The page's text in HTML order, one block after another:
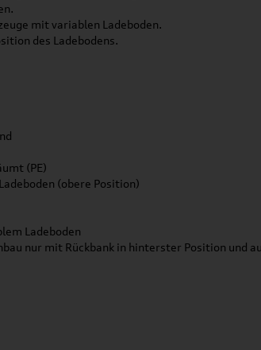
mit variablen Ladeboden.
des Ladebodens.
(PE)
(obere Position)
Ladeboden
nur mit Rückbank in hinterster Position und